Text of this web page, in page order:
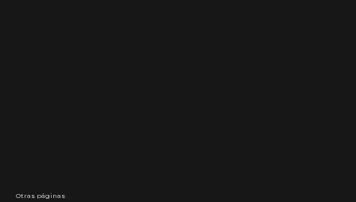
Otras páginas